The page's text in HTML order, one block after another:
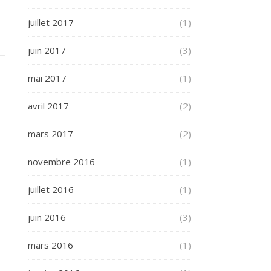
juillet 2017 (1)
juin 2017 (3)
mai 2017 (1)
avril 2017 (2)
mars 2017 (2)
novembre 2016 (1)
juillet 2016 (1)
juin 2016 (3)
mars 2016 (1)